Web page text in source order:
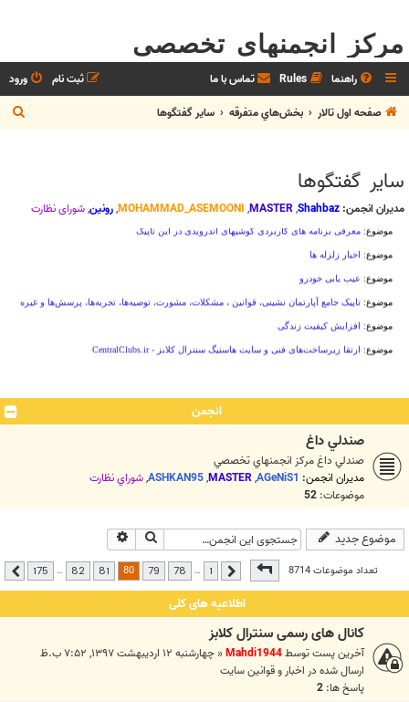
مرکز انجمنهای تخصصی
راهنما Rules تماس با ما ورود
ثبت نام
صفحه اول تالار
بخش‌‌هاي متفرقه ساير گفتگوها
ج
س
ساير گفتگوها
مدیران انجمن: Shahbaz
,
MASTER
,
MOHAMMAD_ASEMOONI
,رونین,شوراي نظارت
انجمن
صندلي داغ
صندلي داغ مرکز انجمنهاي تخصصي
مدیران انجمن: AGeNiS1
,
MASTER
,
ASHKAN95
,شوراي نظارت
موضوعات: 52
موضوع جدید جستجو
تعداد موضوعات 8714صفحه80
175 قبلی …
78
79
80
81
82
…
175 بعدی
اطلاعیه های کلی
کانال های رسمی سنترال کلابز
آخرین پست توسطMahdi1944
« چهارشنبه ۱۲ اردیبهشت ۱۳۹۷, ۷:۵۲ ب.ظ
ارسال شده در اخبار و قوانين سايت
پاسخ ها: 2